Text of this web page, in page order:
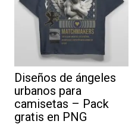
Diseños de ángeles
urbanos para
camisetas – Pack
gratis en PNG